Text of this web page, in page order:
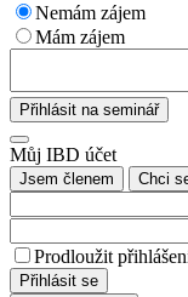
Nemám zájem
Mám zájem
Přihlásit na seminář
Můj IBD účet
Jsem členem Chci
Prodloužit
Přihlásit se